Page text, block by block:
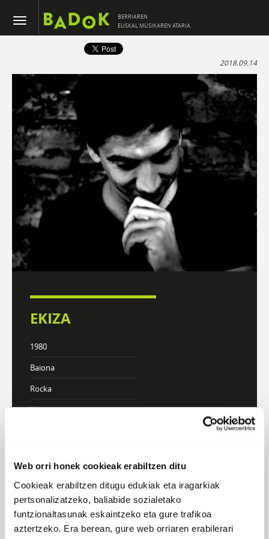
Web orri honek cookieak erabiltzen ditu
Cookieak erabiltzen ditugu edukiak eta iragarkiak
pertsonalizatzeko, baliabide sozialetako
funtzionaltasunak eskaintzeko eta gure trafikoa
aztertzeko. Era berean, gure web orriaren erabilerari
BERRIAREN
EUSKAL MUSIKAREN ATARIA
2018.09.14
EKIZA
1980
Baiona
Rocka
Webgunea
BIOGRAFIA